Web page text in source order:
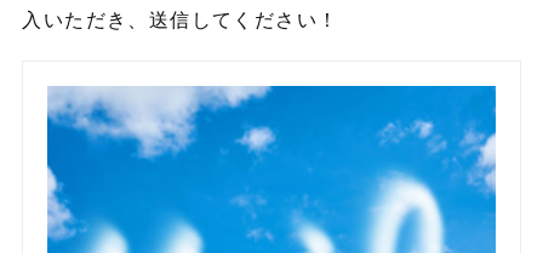
入いただき、送信してください！